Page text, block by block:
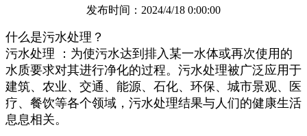
发布时间：2024/4/18 0:00:00
什么是污水处理？
污水处理 ：为使污水达到排入某一水体或再次使用的
水质要求对其进行净化的过程。污水处理被广泛应用于
建筑、农业、交通、能源、石化、环保、城市景观、医
疗、餐饮等各个领域，污水处理结果与人们的健康生活
息息相关。